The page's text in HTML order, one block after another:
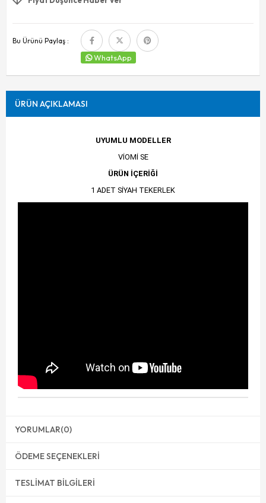
Bu Ürünü Paylaş :
WhatsApp
ÜRÜN AÇIKLAMASI
UYUMLU MODELLER
VİOMİ SE
ÜRÜN İÇERİĞİ
1 ADET SİYAH TEKERLEK
YORUMLAR(0)
ÖDEME SEÇENEKLERI
TESLIMAT BILGILERI